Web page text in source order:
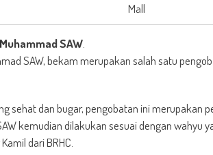
Mall
SAW
SAW, bekam merupakan salah satu
sehat dan bugar, pengobatan ini merupakan
kemudian dilakukan sesuai dengan wahyu
dari BRHC.